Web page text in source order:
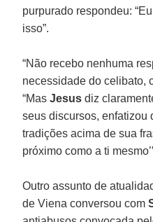
purpurado respondeu:
isso”.
“Não recebo nenhuma
necessidade do celibato,
“MasJesus diz
seus discursos, enfatizou
tradições acima de sua
próximo como a ti
Outro assunto de
de Viena conversou com